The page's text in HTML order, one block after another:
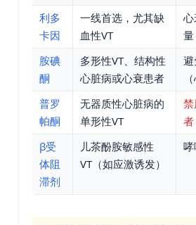
利多
卡因
一线首选，尤其缺
血性VT
量
胺碘
酮
多形性VT、结构性
心脏病或心衰患者
普罗
帕酮
无器质性心脏病的
单形性VT
者
β受
体阻
滞剂
儿茶酚胺敏感性
VT（如应激诱发）